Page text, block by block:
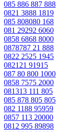
085 886 887 888
0821 3888 1819
085 808080 168
081 29292 6060
0858 6868 8000
0878787 21 888
0822 2525 1945
082121 91915
087 80 800 1000
0858 7575 2000
081313 111 805
085 878 805 805
082 1188 95959
0857 113 20000
0812 995 89898